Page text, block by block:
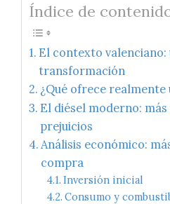
Índice de
El contexto valenciano:
transformación
¿Qué ofrece
El diésel moderno:
prejuicios
Análisis económico:
compra
Inversión inicial
Consumo y